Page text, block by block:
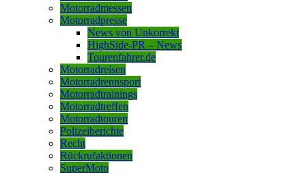
Motorradmessen
Motorradpresse
News von Unkorrekt
HighSide-PR – News
Tourenfahrer.de
Motorradreisen
Motorradrennsport
Motorradtrainings
Motorradtreffen
Motorradtouren
Polizeiberichte
Recht
Rückrufaktionen
SuperMoto